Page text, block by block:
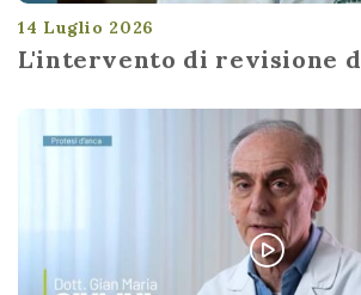
14 Luglio 2026
L'intervento di revisione